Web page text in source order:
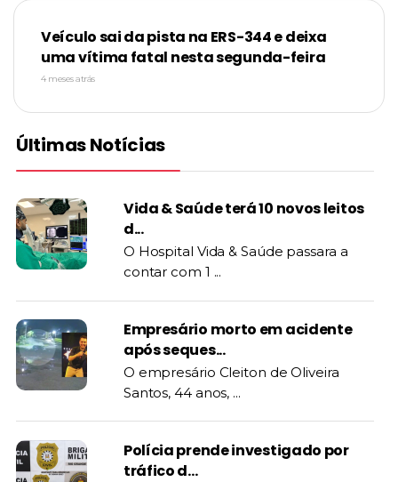
Veículo sai da pista na ERS-344 e deixa
uma vítima fatal nesta segunda-feira
4 meses atrás
Últimas Notícias
Vida & Saúde terá 10 novos leitos
d...
O Hospital Vida & Saúde passara a
contar com 1 ...
Empresário morto em acidente
após seques...
O empresário Cleiton de Oliveira
Santos, 44 anos, ...
Polícia prende investigado por
tráfico d...